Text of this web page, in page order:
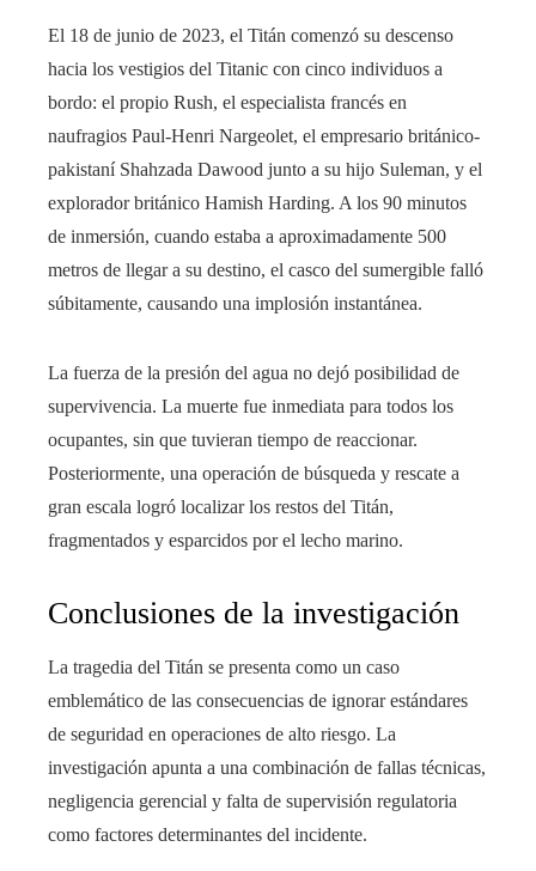
El 18 de junio de 2023, el Titán comenzó su descenso
hacia los vestigios del Titanic con cinco individuos a
bordo: el propio Rush, el especialista francés en
naufragios Paul-Henri Nargeolet, el empresario británico-
pakistaní Shahzada Dawood junto a su hijo Suleman, y el
explorador británico Hamish Harding. A los 90 minutos
de inmersión, cuando estaba a aproximadamente 500
metros de llegar a su destino, el casco del sumergible falló
súbitamente, causando una implosión instantánea.
La fuerza de la presión del agua no dejó posibilidad de
supervivencia. La muerte fue inmediata para todos los
ocupantes, sin que tuvieran tiempo de reaccionar.
Posteriormente, una operación de búsqueda y rescate a
gran escala logró localizar los restos del Titán,
fragmentados y esparcidos por el lecho marino.
Conclusiones de la investigación
La tragedia del Titán se presenta como un caso
emblemático de las consecuencias de ignorar estándares
de seguridad en operaciones de alto riesgo. La
investigación apunta a una combinación de fallas técnicas,
negligencia gerencial y falta de supervisión regulatoria
como factores determinantes del incidente.